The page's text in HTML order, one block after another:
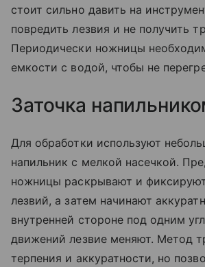
стоит сильно давить на
повредить лезвия и не получить
Периодически ножницы
емкости с водой, чтобы не
Заточка
Для обработки используют
напильник с мелкой насечкой.
ножницы раскрывают и
лезвий, а затем начинают
внутренней стороне под одним
движений лезвие меняют. Метод
терпения и аккуратности, но